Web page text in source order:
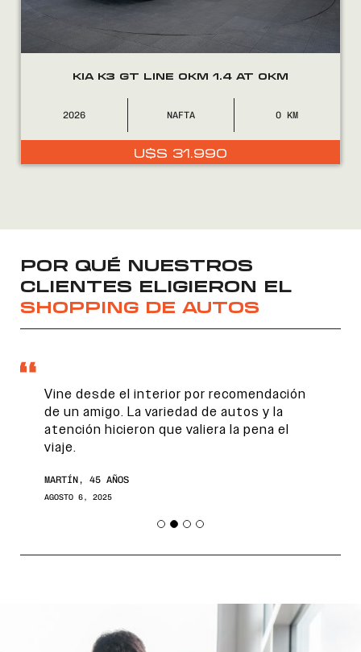
KIA K3 GT LINE 0KM 1.4 AT 0KM
2026 NAFTA 0
U$S 31.990
POR QUÉ NUESTROS
CLIENTES ELIGIERON EL
SHOPPING DE AUTOS
Vine desde el interior por recomendación
de un amigo. La variedad de autos y la
atención hicieron que valiera la pena el
viaje.
MARTÍN, 45 AÑOS
AGOSTO 6, 2025